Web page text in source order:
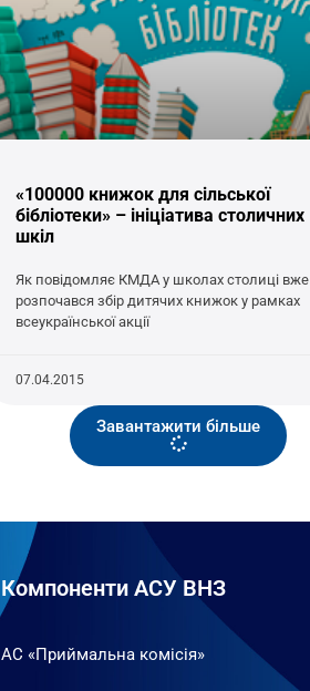
«100000 книжок для сільської
бібліотеки» – ініціатива столичних
шкіл
Як повідомляє КМДА у школах столиці вже
розпочався збір дитячих книжок у рамках
всеукраїнської акції
07.04.2015
Завантажити більше
Компоненти АСУ ВНЗ
АС «Приймальна комісія»